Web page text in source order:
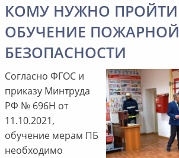
КОМУ НУЖНО ПРОЙТИ
ОБУЧЕНИЕ ПОЖАРНОЙ
БЕЗОПАСНОСТИ
Согласно ФГОС и
приказу Минтруда
РФ № 696Н от
11.10.2021,
обучение мерам ПБ
необходимо